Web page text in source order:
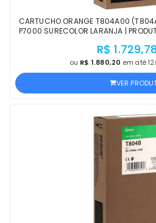
CARTUCHO ORANGE T804A00
P7000 SURECOLOR LARANJA |
R$ 1.729,78
ou R$ 1.880,20 em até
VER